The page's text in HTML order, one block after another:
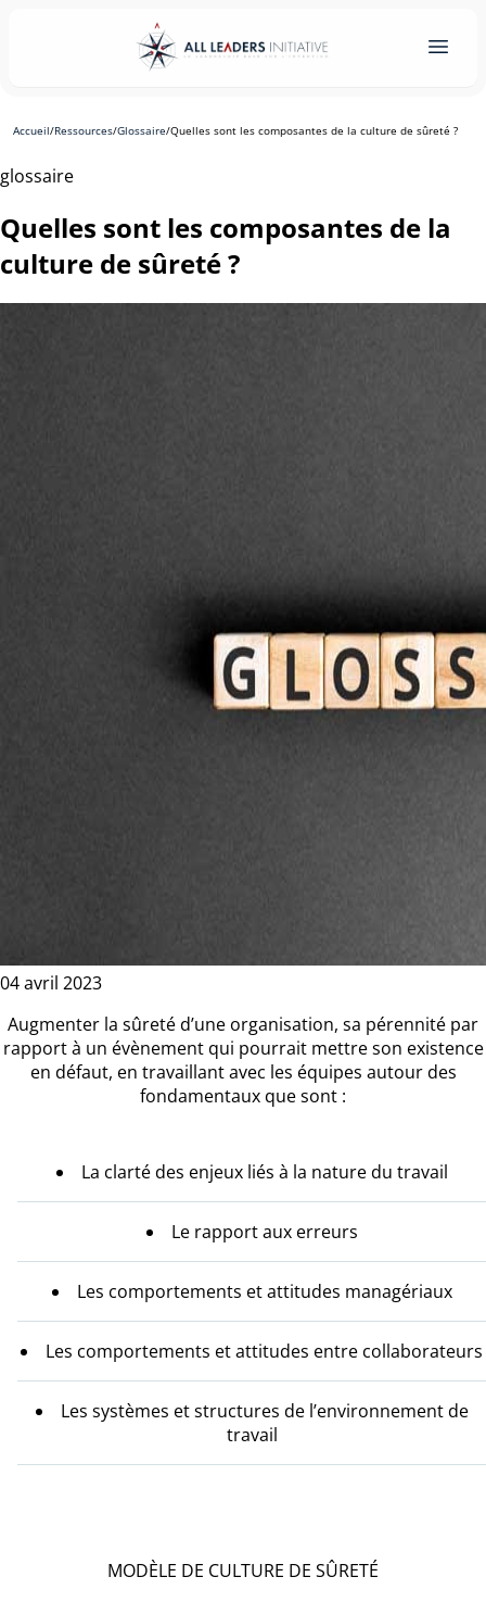
Accueil/Ressources/Glossaire/Quelles sont les composantes de la culture de sûreté ?
glossaire
Quelles sont les composantes de la
culture de sûreté ?
04 avril 2023
Augmenter la sûreté d’une organisation, sa pérennité par
rapport à un évènement qui pourrait mettre son existence
en défaut, en travaillant avec les équipes autour des
fondamentaux que sont :
La clarté des enjeux liés à la nature du travail
Le rapport aux erreurs
Les comportements et attitudes managériaux
Les comportements et attitudes entre collaborateurs
Les systèmes et structures de l’environnement de
travail
MODÈLE DE CULTURE DE SÛRETÉ